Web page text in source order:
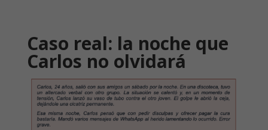
Caso real: la noche que
Carlos no olvidará